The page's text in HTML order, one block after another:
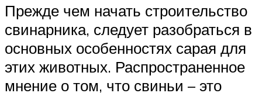
Прежде чем начать строительство
свинарника, следует разобраться в
основных особенностях сарая для
этих животных. Распространенное
мнение о том, что свиньи – это